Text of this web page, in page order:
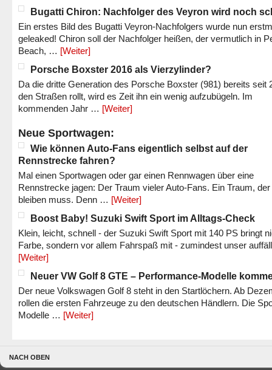
Bugatti Chiron: Nachfolger des Veyron wird noch
Ein erstes Bild des Bugatti Veyron-Nachfolgers wurde nun
geleaked! Chiron soll der Nachfolger heißen, der vermutlich in
Beach, … [Weiter]
Porsche Boxster 2016 als Vierzylinder?
Da die dritte Generation des Porsche Boxster (981) bereits seit
den Straßen rollt, wird es Zeit ihn ein wenig aufzubügeln. Im
kommenden Jahr … [Weiter]
Neue Sportwagen:
Wie können Auto-Fans eigentlich selbst auf der
Rennstrecke fahren?
Mal einen Sportwagen oder gar einen Rennwagen über eine
Rennstrecke jagen: Der Traum vieler Auto-Fans. Ein Traum,
bleiben muss. Denn … [Weiter]
Boost Baby! Suzuki Swift Sport im Alltags-Check
Klein, leicht, schnell - der Suzuki Swift Sport mit 140 PS bringt
Farbe, sondern vor allem Fahrspaß mit - zumindest unser
[Weiter]
Neuer VW Golf 8 GTE – Performance-Modelle
Der neue Volkswagen Golf 8 steht in den Startlöchern. Ab
rollen die ersten Fahrzeuge zu den deutschen Händlern. Die
Modelle … [Weiter]
NACH OBEN